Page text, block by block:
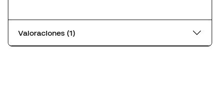
Valoraciones (1)